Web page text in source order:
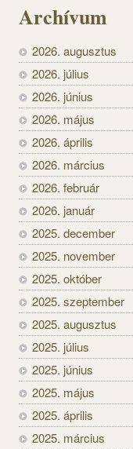
Archívum
2026. augusztus
2026. július
2026. június
2026. május
2026. április
2026. március
2026. február
2026. január
2025. december
2025. november
2025. október
2025. szeptember
2025. augusztus
2025. július
2025. június
2025. május
2025. április
2025. március